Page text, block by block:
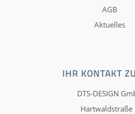
AGB
Aktuelles
IHR KONTAKT
DTS-DESIGN
Hartwaldstraße